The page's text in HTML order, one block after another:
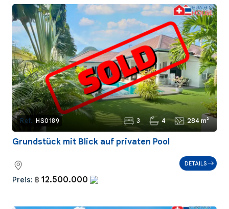
Ref.: HS0189 3 4 284 m²
Grundstück mit Blick auf privaten Pool
Preis: ฿ 12.500.000
DETAILS